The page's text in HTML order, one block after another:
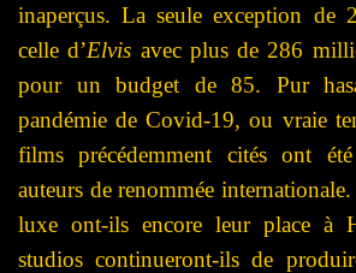
inaperçus. La seule exception de
celle d’Elvis avec plus de 286
pour un budget de 85. Pur
pandémie de Covid-19, ou vraie
films précédemment cités ont
auteurs de renommée
luxe ont-ils encore leur place à
studios continueront-ils de